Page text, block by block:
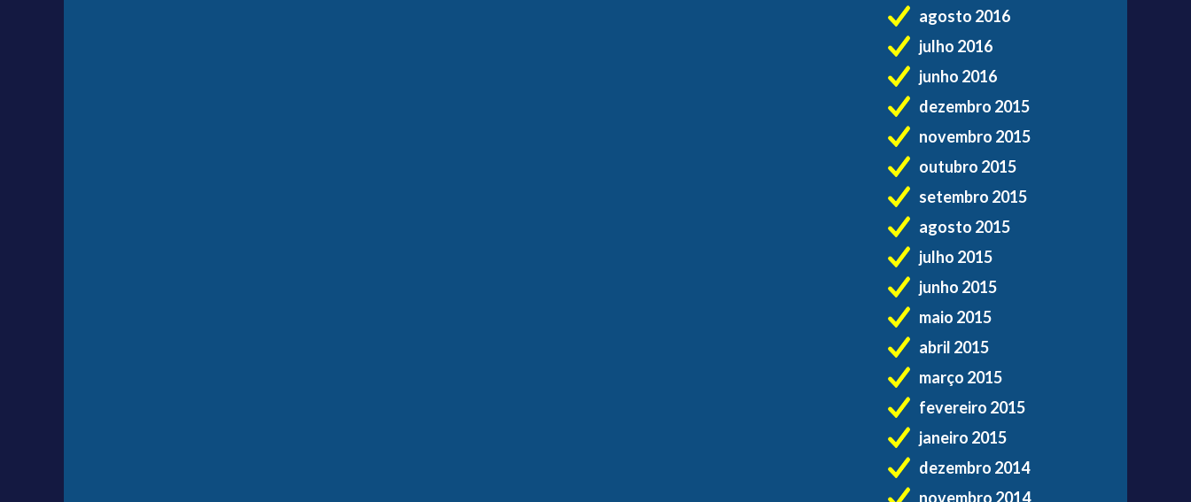
agosto 2016
julho 2016
junho 2016
dezembro 2015
novembro 2015
outubro 2015
setembro 2015
agosto 2015
julho 2015
junho 2015
maio 2015
abril 2015
março 2015
fevereiro 2015
janeiro 2015
dezembro 2014
novembro 2014